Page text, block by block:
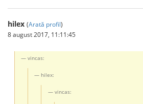
hilex (Arată profil)
8 august 2017, 11:11:45
vincas:
hilex:
vincas: